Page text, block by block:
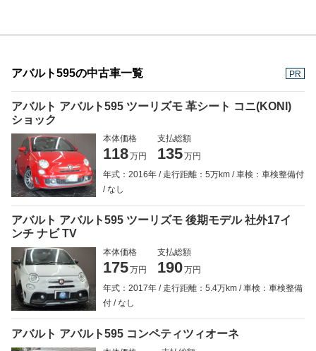
アバルト595の中古車一覧 PR
アバルト アバルト595 ツーリズモ 革シート コニ(KONI)
ショック
本体価格
118万円
支払総額
135万円
年式：2016年
走行距離：5万km
車検：車検整備付
なし
アバルト アバルト595 ツーリズモ 後期モデル 社外17イ
ンチ ナビ TV
本体価格
175万円
支払総額
190万円
年式：2017年
走行距離：5.4万km
車検：車検整備
付
なし
アバルト アバルト595 コンペティツィオーネ